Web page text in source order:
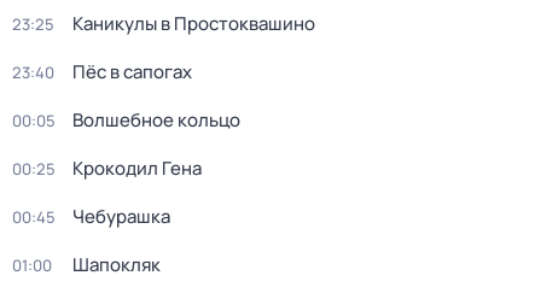
23:25 Каникулы в Простоквашино
23:40 Пёс в сапогах
00:05 Волшебное кольцо
00:25 Крокодил Гена
00:45 Чебурашка
01:00 Шапокляк